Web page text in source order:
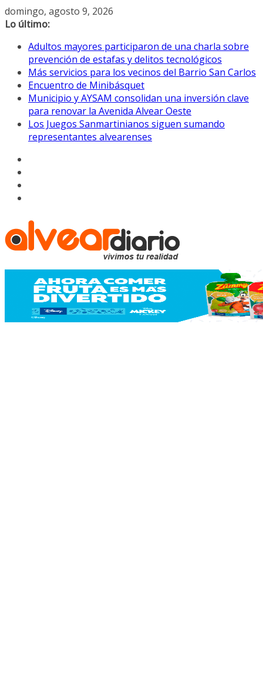
Saltar
al
domingo, agosto 9, 2026
Lo último:
Adultos mayores participaron de una charla sobre
prevención de estafas y delitos tecnológicos
Más servicios para los vecinos del Barrio San Carlos
Encuentro de Minibásquet
Municipio y AYSAM consolidan una inversión clave
para renovar la Avenida Alvear Oeste
Los Juegos Sanmartinianos siguen sumando
representantes alvearenses